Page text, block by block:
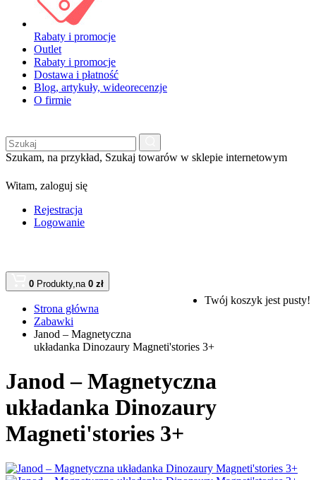
Rabaty i promocje
Outlet
Rabaty i promocje
Dostawa i płatność
Blog, artykuły, wideorecenzje
O firmie
Szukam, na przykład, Szukaj towarów w sklepie internetowym
Witam, zaloguj się
Rejestracja
Logowanie
0 Produkty,na 0 zł
Twój koszyk jest pusty!
Strona główna
Zabawki
Janod – Magnetyczna
układanka Dinozaury Magneti'stories 3+
Janod – Magnetyczna
układanka Dinozaury
Magneti'stories 3+